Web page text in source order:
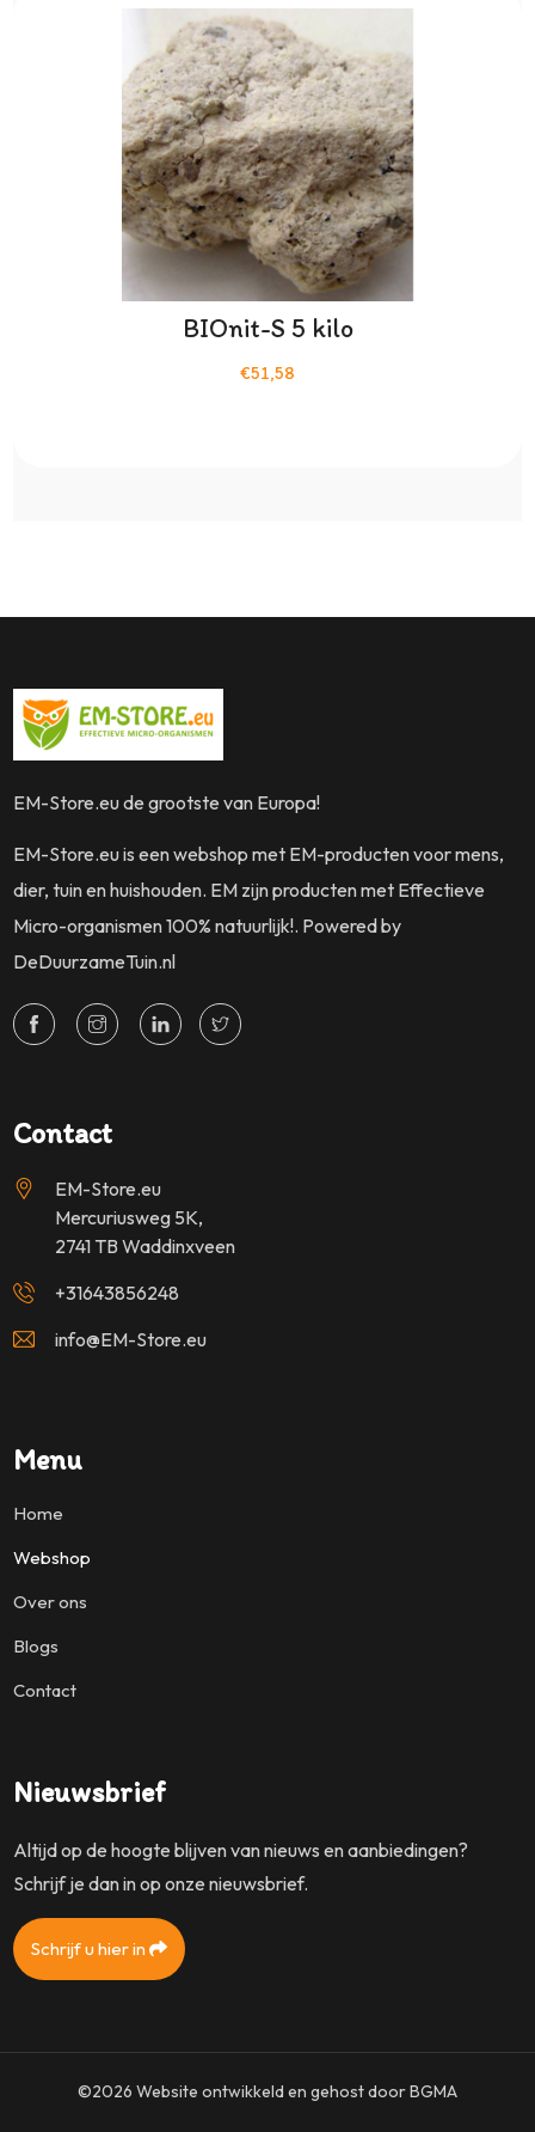
BIOnit-S 5 kilo
€51,58
EM-Store.eu de grootste van Europa!
EM-Store.eu is een webshop met EM-producten voor mens,
dier, tuin en huishouden. EM zijn producten met Effectieve
Micro-organismen 100% natuurlijk!. Powered by
DeDuurzameTuin.nl
Contact
EM-Store.eu
Mercuriusweg 5K,
2741 TB Waddinxveen
+31643856248
info@EM-Store.eu
Menu
Home
Webshop
Over ons
Blogs
Contact
Nieuwsbrief
Altijd op de hoogte blijven van nieuws en aanbiedingen?
Schrijf je dan in op onze nieuwsbrief.
Schrijf u hier in
©2026 Website ontwikkeld en gehost doorBGMA